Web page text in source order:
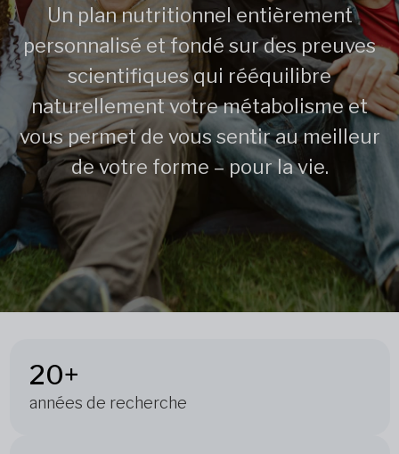
Un plan nutritionnel entièrement
personnalisé et fondé sur des preuves
scientifiques qui rééquilibre
naturellement votre métabolisme et
vous permet de vous sentir au meilleur
de votre forme – pour la vie.
20+
années de recherche